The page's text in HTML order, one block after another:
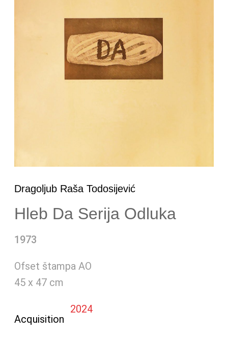
Dragoljub Raša Todosijević
Hleb Da Serija Odluka
1973
Ofset štampa AO
45 x 47 cm
Acquisition
2024